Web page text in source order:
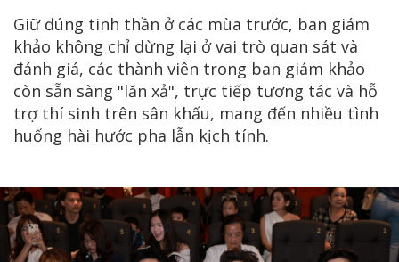
Giữ đúng tinh thần ở các mùa trước, ban giám
khảo không chỉ dừng lại ở vai trò quan sát và
đánh giá, các thành viên trong ban giám khảo
còn sẵn sàng "lăn xả", trực tiếp tương tác và hỗ
trợ thí sinh trên sân khấu, mang đến nhiều tình
huống hài hước pha lẫn kịch tính.